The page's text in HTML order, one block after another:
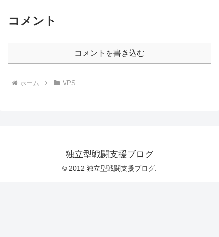
コメント
コメントを書き込む
ホーム VPS
独立型戦闘支援ブログ
© 2012 独立型戦闘支援ブログ.